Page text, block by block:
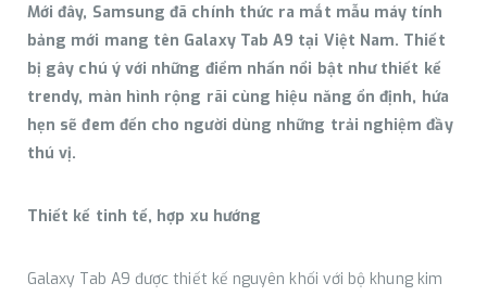
Mới đây, Samsung đã chính thức ra mắt mẫu máy tính
bảng mới mang tên Galaxy Tab A9 tại Việt Nam. Thiết
bị gây chú ý với những điểm nhấn nổi bật như thiết kế
trendy, màn hình rộng rãi cùng hiệu năng ổn định, hứa
hẹn sẽ đem đến cho người dùng những trải nghiệm đầy
thú vị.
Thiết kế tinh tế, hợp xu hướng
Galaxy Tab A9 được thiết kế nguyên khối với bộ khung kim